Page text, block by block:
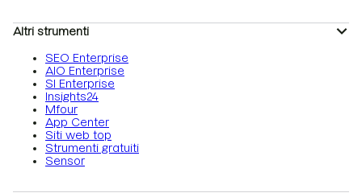
Altri strumenti
SEO Enterprise
AIO Enterprise
SI Enterprise
Insights24
Mfour
App Center
Siti web top
Strumenti gratuiti
Sensor